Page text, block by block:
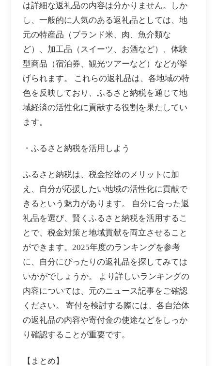
は詳細な返礼品の内容は分かりません。しか
し、一般的に人気のある返礼品としては、地
元の特産品（ブランド米、肉、魚介類な
ど）、加工品（スイーツ、お酒など）、体験
型商品（宿泊券、観光ツアーなど）などが挙
げられます。 これらの返礼品は、各地域の特
色を反映しており、ふるさと納税を通じて地
域経済の活性化に貢献する役割を果たしてい
ます。
・ふるさと納税を活用しよう
ふるさと納税は、税金控除のメリットに加
え、自分が応援したい地域の活性化に貢献で
きるという魅力があります。 自分に合った返
礼品を選び、賢くふるさと納税を活用するこ
とで、税金対策と地域貢献を両立させること
ができます。2025年度のランキングを参考
に、自分にぴったりの返礼品を探してみては
いかがでしょうか。 より詳しいランキングの
内容については、元のニュース記事をご確認
ください。 寄付を検討する際には、各自治体
の返礼品の内容や寄付金の使途などをしっか
り確認することが重要です。
【まとめ】